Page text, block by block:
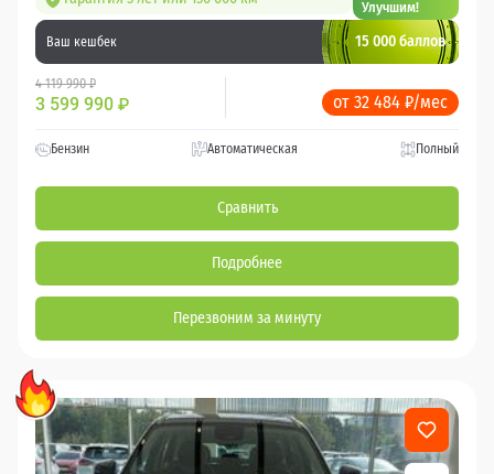
Улучшим!
Ваш кешбек 15 000 баллов
4 119 990 ₽
3 599 990 ₽ от 32 484 ₽/мес
Бензин Автоматическая Полный
Сравнить
Подробнее
Перезвоним за минуту